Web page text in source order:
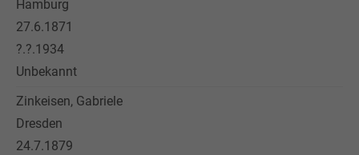
Hamburg
27.6.1871
?.?.1934
Unbekannt
Zinkeisen, Gabriele
Dresden
24.7.1879